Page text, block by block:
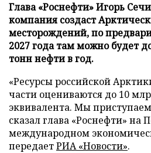
Глава «Роснефти» Игорь
компания создаст
месторождений, по
2027 года там можно будет
тонн нефти в год.
«Ресурсы российской
части оцениваются до 10
эквивалента. Мы
сказал глава «Роснефти» на
международном
передаетРИА «Новости».